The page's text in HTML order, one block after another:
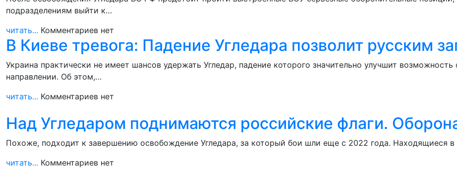
подразделениям выйти к…
читать... Комментариев нет
В Киеве тревога: Падение Угледара позволит русским
Украина практически не имеет шансов удержать Угледар, падение которого значительно улучшит
направлении. Об этом,…
читать... Комментариев нет
Над Угледаром поднимаются российские флаги.
Похоже, подходит к завершению освобождение Угледара, за который бои шли еще с 2022 года. Находящиеся
читать... Комментариев нет